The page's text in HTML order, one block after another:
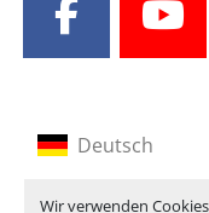
Wir verwenden
facebook
Deutsch
Englisch